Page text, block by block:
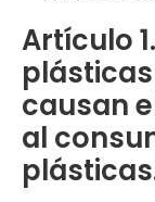
Artículo
causan
al